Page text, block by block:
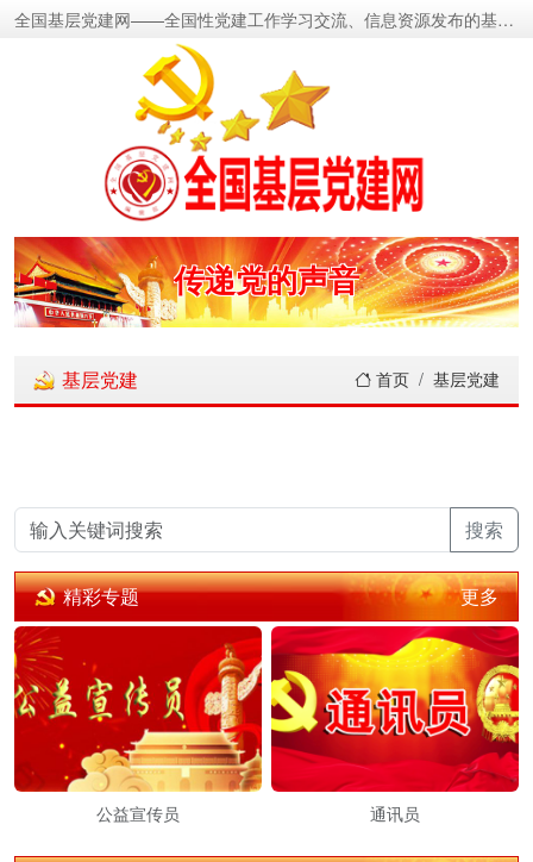
全国基层党建网——全国性党建工作学习交流、信息资源发布的基层党建新闻门户网
传递党的声音
传播党建理论
密切党群关系
基层党建 首页 基层党建
搜索
精彩专题 更多
公益宣传员 通讯员